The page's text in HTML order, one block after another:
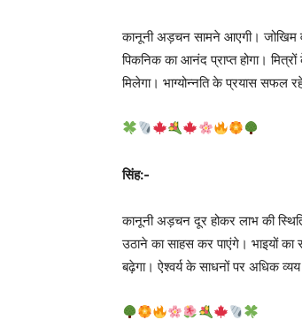
कानूनी अड़चन सामने आएगी। जोखिम व
पिकनिक का आनंद प्राप्त होगा।
मिलेगा। भाग्योन्नति के प्रयास सफल
सिंह:-
कानूनी अड़चन दूर होकर लाभ की
उठाने का साहस कर पाएंगे। भाइयों का
बढ़ेगा। ऐश्वर्य के साधनों पर अधिक व्यय